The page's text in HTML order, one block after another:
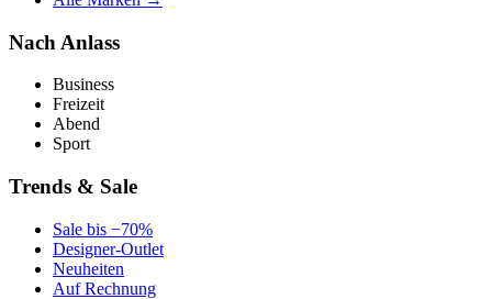
Nach Anlass
Business
Freizeit
Abend
Sport
Trends & Sale
Sale bis −70%
Designer-Outlet
Neuheiten
Auf Rechnung